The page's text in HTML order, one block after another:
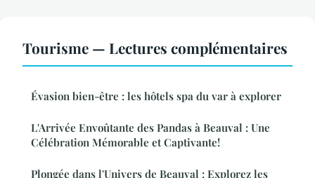
Tourisme — Lectures complémentaires
Évasion bien-être : les hôtels spa du var à explorer
L'Arrivée Envoûtante des Pandas à Beauval : Une
Célébration Mémorable et Captivante!
Plongée dans l'Univers de Beauval : Explorez les